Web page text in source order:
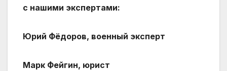
с нашими экспертами:
Юрий Фёдоров, военный эксперт
Марк Фейгин, юрист